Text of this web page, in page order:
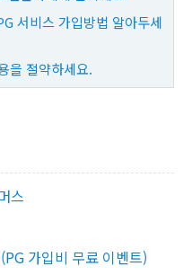
서비스 가입방법 알아두세
을 절약하세요.
스
가입비 무료 이벤트)